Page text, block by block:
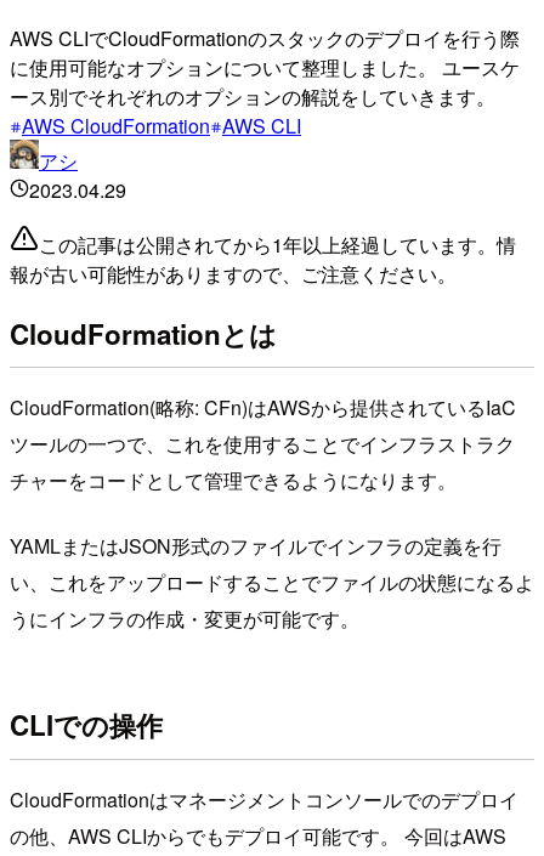
AWS CLIでCloudFormationのスタックのデプロイを行う際
に使用可能なオプションについて整理しました。 ユースケ
ース別でそれぞれのオプションの解説をしていきます。
AWS CloudFormation AWS CLI
アシ
2023.04.29
この記事は公開されてから1年以上経過しています。情
報が古い可能性がありますので、ご注意ください。
CloudFormationとは
CloudFormation(略称: CFn)はAWSから提供されているIaC
ツールの一つで、これを使用することでインフラストラク
チャーをコードとして管理できるようになります。
YAMLまたはJSON形式のファイルでインフラの定義を行
い、これをアップロードすることでファイルの状態になるよ
うにインフラの作成・変更が可能です。
CLIでの操作
CloudFormationはマネージメントコンソールでのデプロイ
の他、AWS CLIからでもデプロイ可能です。 今回はAWS